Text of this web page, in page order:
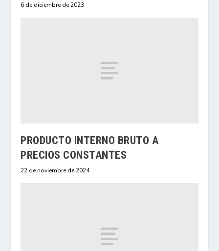
6 de diciembre de 2023
PRODUCTO INTERNO BRUTO A
PRECIOS CONSTANTES
22 de noviembre de 2024